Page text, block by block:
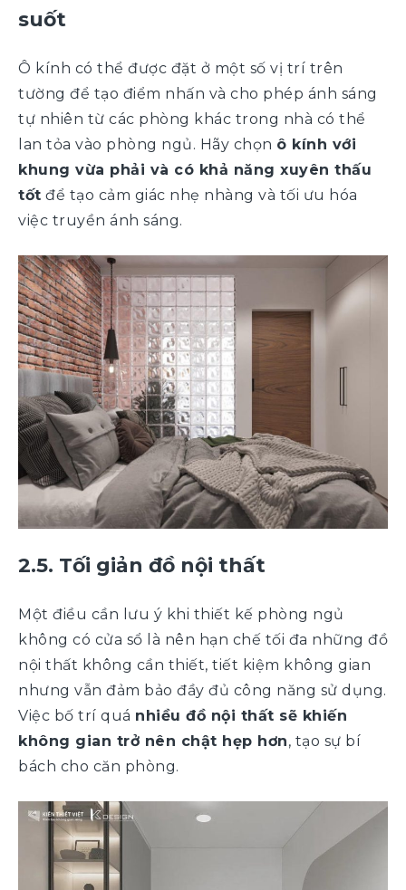
suốt
Ô kính có thể được đặt ở một số vị trí trên
tường để tạo điểm nhấn và cho phép ánh sáng
tự nhiên từ các phòng khác trong nhà có thể
lan tỏa vào phòng ngủ. Hãy chọn ô kính với
khung vừa phải và có khả năng xuyên thấu
tốt để tạo cảm giác nhẹ nhàng và tối ưu hóa
việc truyền ánh sáng.
2.5. Tối giản đồ nội thất
Một điều cần lưu ý khi thiết kế phòng ngủ
không có cửa sổ là nên hạn chế tối đa những đồ
nội thất không cần thiết, tiết kiệm không gian
nhưng vẫn đảm bảo đầy đủ công năng sử dụng.
Việc bố trí quá nhiều đồ nội thất sẽ khiến
không gian trở nên chật hẹp hơn, tạo sự bí
bách cho căn phòng.